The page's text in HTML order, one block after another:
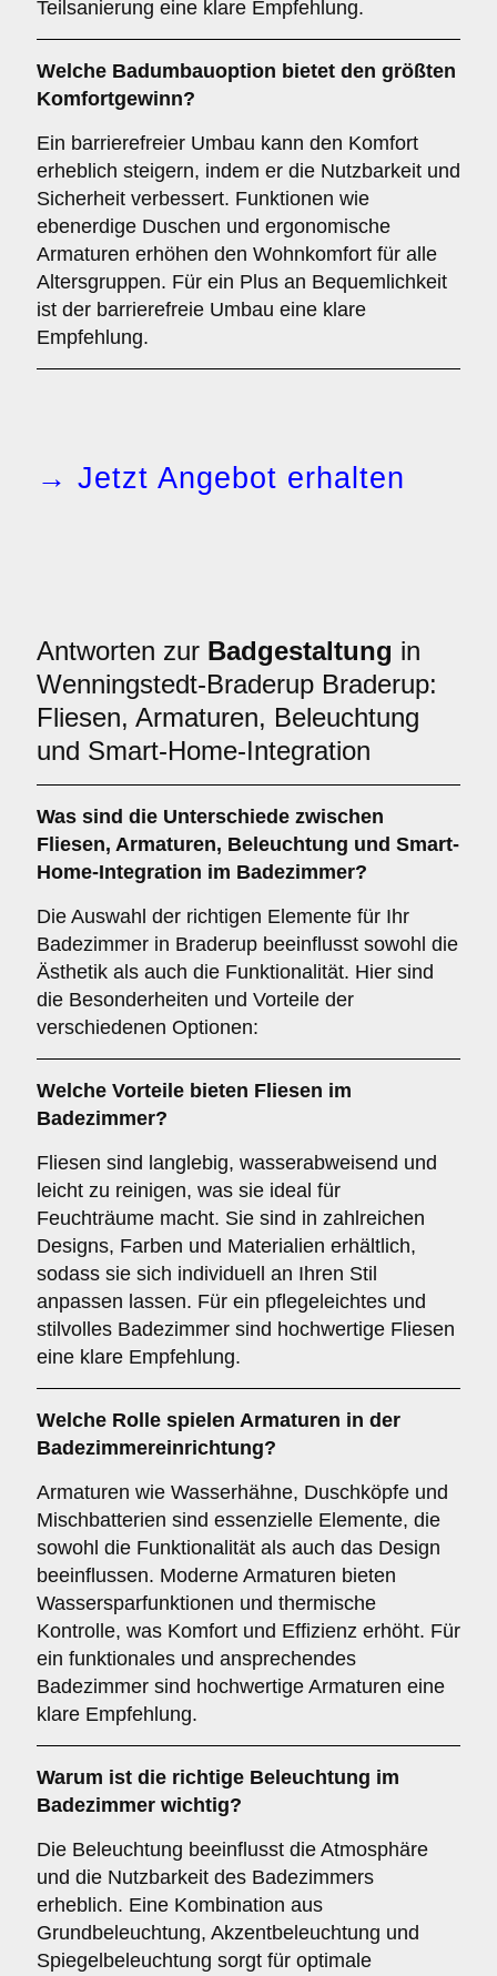
Teilsanierung eine klare Empfehlung.
Welche Badumbauoption bietet den größten
Komfortgewinn?
Ein barrierefreier Umbau kann den Komfort
erheblich steigern, indem er die Nutzbarkeit und
Sicherheit verbessert. Funktionen wie
ebenerdige Duschen und ergonomische
Armaturen erhöhen den Wohnkomfort für alle
Altersgruppen. Für ein Plus an Bequemlichkeit
ist der barrierefreie Umbau eine klare
Empfehlung.
→ Jetzt Angebot erhalten
Antworten zur Badgestaltung in
Wenningstedt-Braderup Braderup:
Fliesen, Armaturen, Beleuchtung
und Smart-Home-Integration
Was sind die Unterschiede zwischen
Fliesen, Armaturen, Beleuchtung und Smart-
Home-Integration im Badezimmer?
Die Auswahl der richtigen Elemente für Ihr
Badezimmer in Braderup beeinflusst sowohl die
Ästhetik als auch die Funktionalität. Hier sind
die Besonderheiten und Vorteile der
verschiedenen Optionen:
Welche Vorteile bieten Fliesen im
Badezimmer?
Fliesen sind langlebig, wasserabweisend und
leicht zu reinigen, was sie ideal für
Feuchträume macht. Sie sind in zahlreichen
Designs, Farben und Materialien erhältlich,
sodass sie sich individuell an Ihren Stil
anpassen lassen. Für ein pflegeleichtes und
stilvolles Badezimmer sind hochwertige Fliesen
eine klare Empfehlung.
Welche Rolle spielen Armaturen in der
Badezimmereinrichtung?
Armaturen wie Wasserhähne, Duschköpfe und
Mischbatterien sind essenzielle Elemente, die
sowohl die Funktionalität als auch das Design
beeinflussen. Moderne Armaturen bieten
Wassersparfunktionen und thermische
Kontrolle, was Komfort und Effizienz erhöht. Für
ein funktionales und ansprechendes
Badezimmer sind hochwertige Armaturen eine
klare Empfehlung.
Warum ist die richtige Beleuchtung im
Badezimmer wichtig?
Die Beleuchtung beeinflusst die Atmosphäre
und die Nutzbarkeit des Badezimmers
erheblich. Eine Kombination aus
Grundbeleuchtung, Akzentbeleuchtung und
Spiegelbeleuchtung sorgt für optimale